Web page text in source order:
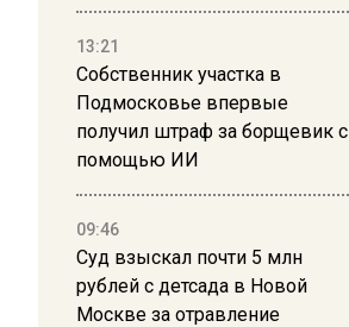
13:21
Собственник участка в
Подмосковье впервые
получил штраф за борщевик с
помощью ИИ
09:46
Суд взыскал почти 5 млн
рублей с детсада в Новой
Москве за отравление